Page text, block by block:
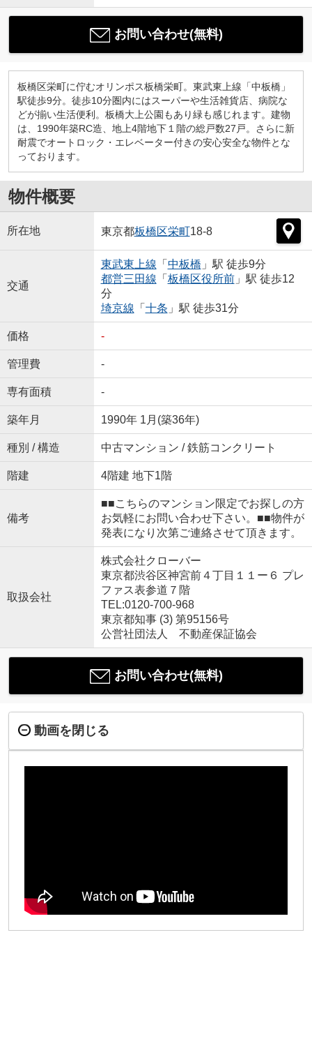
お問い合わせ(無料)
板橋区栄町に佇むオリンポス板橋栄町。東武東上線「中板橋」
駅徒歩9分。徒歩10分圏内にはスーパーや生活雑貨店、病院な
どが揃い生活便利。板橋大上公園もあり緑も感じれます。建物
は、1990年築RC造、地上4階地下１階の総戸数27戸。さらに新
耐震でオートロック・エレベーター付きの安心安全な物件とな
っております。
物件概要
所在地 東京都板橋区栄町18-8
交通
東武東上線 「 中板橋 」駅 徒歩9分
都営三田線 「 板橋区役所前」駅 徒歩12
分
埼京線 「 十条 」駅 徒歩31分
価格 -
管理費 -
専有面積 -
築年月 1990年 1月(築36年)
種別 / 構造 中古マンション / 鉄筋コンクリート
階建 4階建 地下1階
備考
■■こちらのマンション限定でお探しの方
お気軽にお問い合わせ下さい。■■物件が
発表になり次第ご連絡させて頂きます。
取扱会社
株式会社クローバー
東京都渋谷区神宮前４丁目１１ー６ プレ
ファス表参道７階
TEL:0120-700-968
東京都知事 (3) 第95156号
公営社団法人 不動産保証協会
お問い合わせ(無料)
動画を閉じる